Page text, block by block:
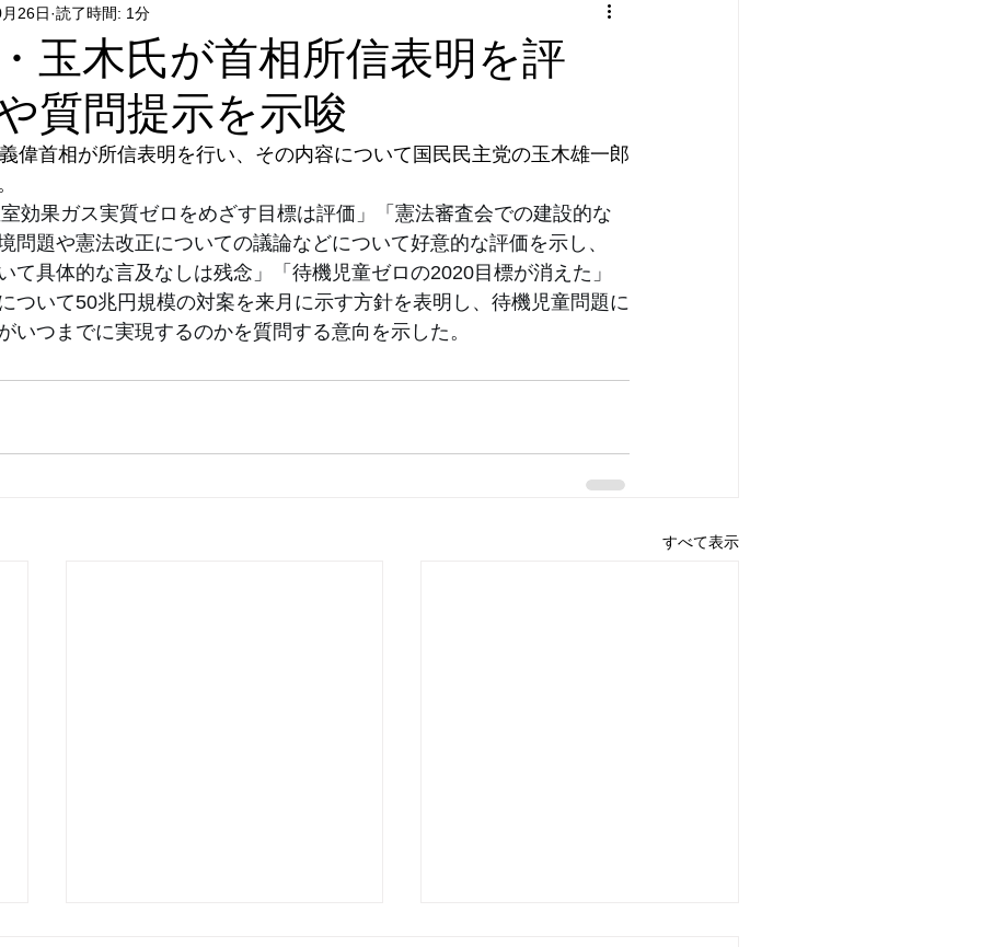
はやぶさ党 自民党
玉木氏が首相所信表明を評
質問提示を示唆
26日 読了時間: 1分
偉首相が所信表明を行い、その内容について国民民主党の玉木雄一郎
効果ガス実質ゼロをめざす目標は評価」「憲法審査会での建設的な
問題や憲法改正についての議論などについて好意的な評価を示し、
て具体的な言及なしは残念」「待機児童ゼロの2020目標が消えた」
ついて50兆円規模の対案を来月に示す方針を表明し、待機児童問題に
いつまでに実現するのかを質問する意向を示した。
すべて表示